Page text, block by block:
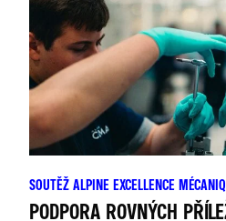
SOUTĚŽ ALPINE EXCELLENCE
PODPORA ROVNÝCH